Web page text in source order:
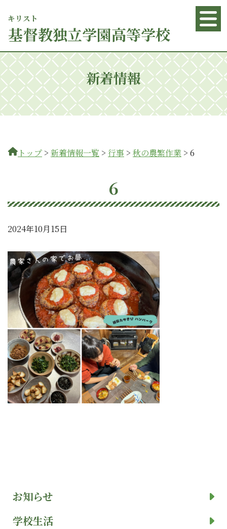
基督
キリスト
教独立学園高等学校
新着情報
お知らせ
学校生活
トップ > 新着情報一覧 > 行事 > 秋の農繁作業 > 6
6
2024年10月15日